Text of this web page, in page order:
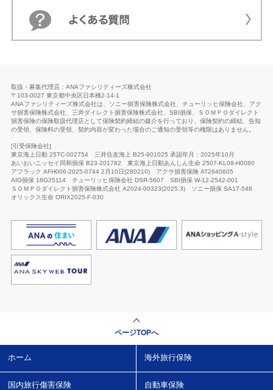
取扱・募集代理店：ANAファシリティーズ株式会社
〒103-0027 東京都中央区日本橋2-14-1
ANAファシリティーズ株式会社は、ソニー損害保険株式会社、チューリッヒ保険会社、アク
サ損害保険株式会社、三井ダイレクト損害保険株式会社、SBI損保、ＳＯＭＰＯダイレクト
損害保険の保険取扱代理店として保険契約締結の媒介を行っており、保険契約の締結、告知
の受領、保険料の受領、契約内容が変わった場合のご通知の受領等の権限はありません。
[引受保険会社]
東京海上日動 25TC-002754
三井住友海上 B25-901025 承認年月：2025年10月
あいおいニッセイ同和損保 B23-201782
東京海上日動あんしん生命 2507-KL08-H0080
アフラック AFH006-2025-0744 2月10日(280210)
アクサ損害保険 AT2640605
AIG損保 18G25114
チューリッヒ保険会社 DSR-5607
SBI損保 W-12-2542-001
ＳＯＭＰＯダイレクト損害保険株式会社 A2024-00323(2025.3)
ソニー損保 SA17-548
オリックス生命 ORIX2025-F-030
ページTOPへ
ホーム 海外旅行保険
国内旅行傷害保険 自動車保険